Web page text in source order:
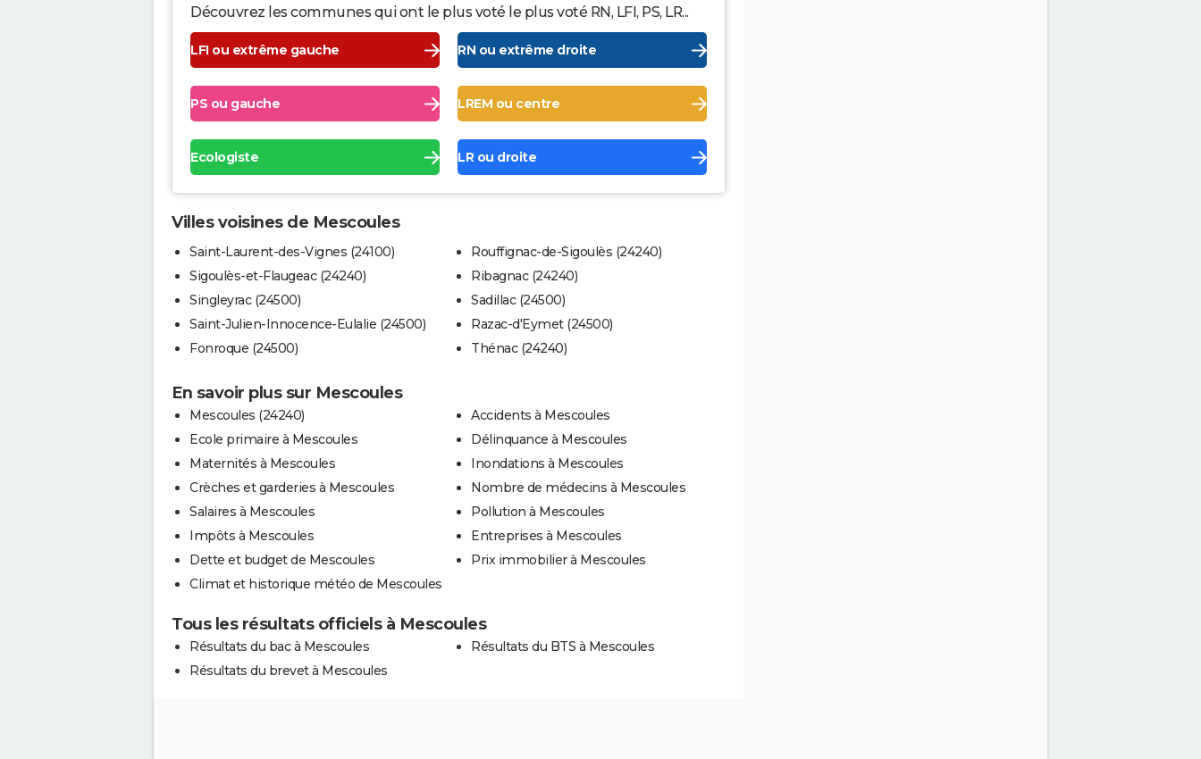
Découvrez les communes qui ont le plus voté le plus voté RN, LFI, PS, LR...
LFI ou extrême gauche RN ou extrême droite
PS ou gauche LREM ou centre
Ecologiste LR ou droite
Villes voisines de Mescoules
Saint-Laurent-des-Vignes (24100)
Sigoulès-et-Flaugeac (24240)
Singleyrac (24500)
Saint-Julien-Innocence-Eulalie (24500)
Fonroque (24500)
Rouffignac-de-Sigoulès (24240)
Ribagnac (24240)
Sadillac (24500)
Razac-d'Eymet (24500)
Thénac (24240)
En savoir plus sur Mescoules
Mescoules (24240)
Ecole primaire à Mescoules
Maternités à Mescoules
Crèches et garderies à Mescoules
Salaires à Mescoules
Impôts à Mescoules
Dette et budget de Mescoules
Climat et historique météo de Mescoules
Accidents à Mescoules
Délinquance à Mescoules
Inondations à Mescoules
Nombre de médecins à Mescoules
Pollution à Mescoules
Entreprises à Mescoules
Prix immobilier à Mescoules
Tous les résultats officiels à Mescoules
Résultats du bac à Mescoules
Résultats du brevet à Mescoules
Résultats du BTS à Mescoules